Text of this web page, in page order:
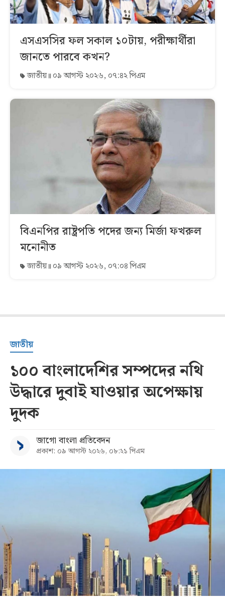
এসএসসির ফল সকাল ১০টায়, পরীক্ষার্থীরা
জানতে পারবে কখন?
জাতীয় ০৯ আগস্ট ২০২৬, ০৭:৪২ পিএম
বিএনপির রাষ্ট্রপতি পদের জন্য মির্জা ফখরুল
মনোনীত
জাতীয় ০৯ আগস্ট ২০২৬, ০৭:০৪ পিএম
জাতীয়
১০০ বাংলাদেশির সম্পদের নথি
উদ্ধারে দুবাই যাওয়ার অপেক্ষায়
দুদক
জাগো বাংলা প্রতিবেদন
প্রকাশ: ০৯ আগস্ট ২০২৬, ০৮:২১ পিএম